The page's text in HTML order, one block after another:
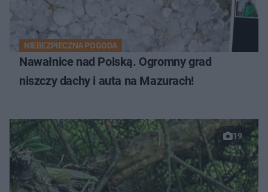
NIEBEZPIECZNA POGODA
Nawałnice nad Polską. Ogromny grad
niszczy dachy i auta na Mazurach!
19